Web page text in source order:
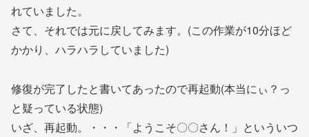
れていました。
さて、それでは元に戻してみます。(この作業が10分ほど
かかり、ハラハラしていました)
修復が完了したと書いてあったので再起動(本当にぃ？っ
と疑っている状態)
いざ、再起動。・・・「ようこそ〇〇さん！」といういつ